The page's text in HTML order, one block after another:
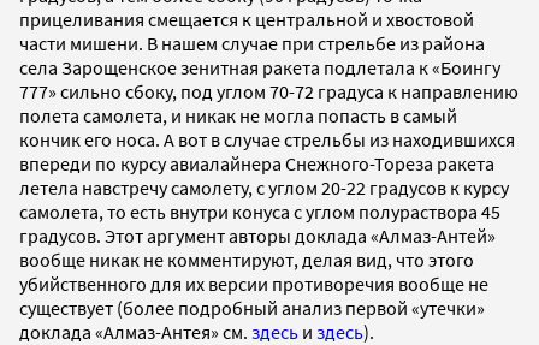
прицеливания смещается к центральной и хвостовой
части мишени. В нашем случае при стрельбе из района
села Зарощенское зенитная ракета подлетала к «Боингу
777» сильно сбоку, под углом 70-72 градуса к направлению
полета самолета, и никак не могла попасть в самый
кончик его носа. А вот в случае стрельбы из находившихся
впереди по курсу авиалайнера Снежного-Тореза ракета
летела навстречу самолету, с углом 20-22 градусов к курсу
самолета, то есть внутри конуса с углом полураствора 45
градусов. Этот аргумент авторы доклада «Алмаз-Антей»
вообще никак не комментируют, делая вид, что этого
убийственного для их версии противоречия вообще не
существует (более подробный анализ первой «утечки»
доклада «Алмаз-Антея» см. здесь и здесь).